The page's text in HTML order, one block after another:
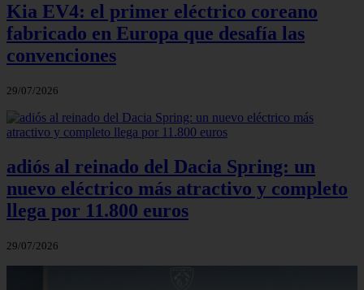
Kia EV4: el primer eléctrico coreano
fabricado en Europa que desafía las
convenciones
29/07/2026
adiós al reinado del Dacia Spring: un
nuevo eléctrico más atractivo y completo
llega por 11.800 euros
29/07/2026